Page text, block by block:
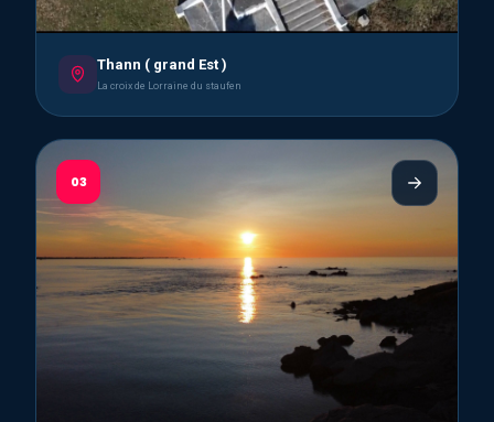
Thann ( grand Est )
La croix de Lorraine du staufen
03